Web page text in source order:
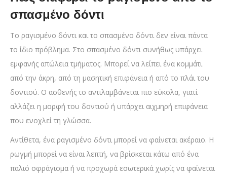
σπασμένο δόντι
Το ραγισμένο δόντι και το σπασμένο δόντι δεν είναι πάντα
το ίδιο πρόβλημα. Στο σπασμένο δόντι συνήθως υπάρχει
εμφανής απώλεια τμήματος. Μπορεί να λείπει ένα κομμάτι
από την άκρη, από τη μασητική επιφάνεια ή από το πλάι του
δοντιού. Ο ασθενής το αντιλαμβάνεται πιο εύκολα, γιατί
αλλάζει η μορφή του δοντιού ή υπάρχει αιχμηρή επιφάνεια
που ενοχλεί τη γλώσσα.
Αντίθετα, ένα ραγισμένο δόντι μπορεί να φαίνεται ακέραιο. Η
ρωγμή μπορεί να είναι λεπτή, να βρίσκεται κάτω από ένα
παλιό σφράγισμα ή να προχωρά εσωτερικά χωρίς να φαίνεται